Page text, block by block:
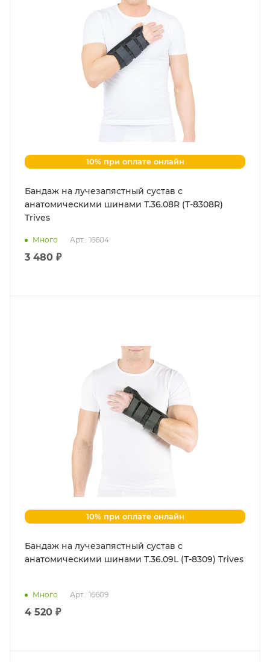
10% при оплате онлайн
Бандаж на лучезапястный сустав с
анатомическими шинами Т.36.08R (Т-8308R)
Trives
Много Арт.: 16604
3 480 ₽
10% при оплате онлайн
Бандаж на лучезапястный сустав с
анатомическими шинами Т.36.09L (Т-8309) Trives
Много Арт.: 16609
4 520 ₽